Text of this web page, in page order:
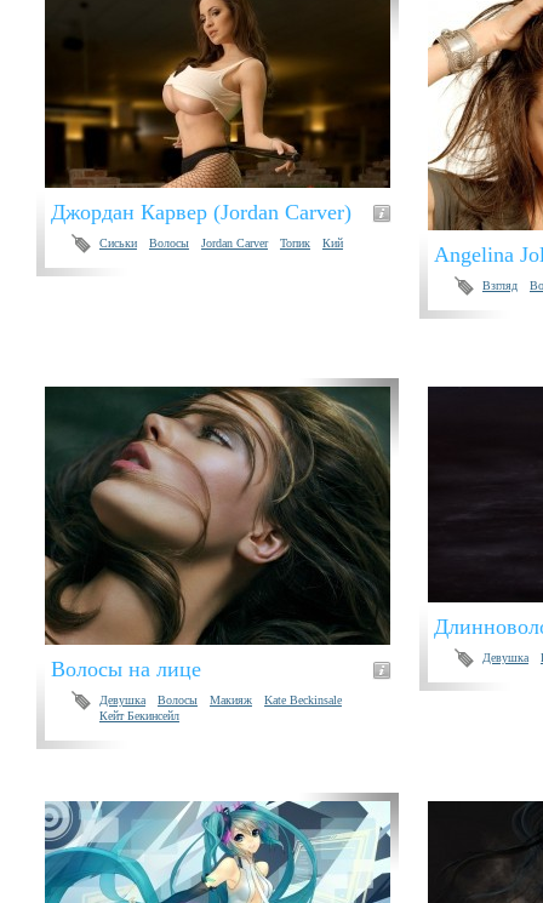
Джордан Карвер (Jordan Carver)
Сиськи Волосы Jordan Carver Топик Кий Angelina
Взгляд
Волосы на лице
Девушка Волосы Макияж
Kate Beckinsale
Кейт Бекинсейл
Девушка